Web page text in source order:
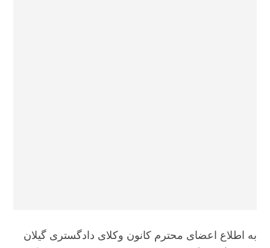
به اطلاع اعضای محترم کانون وکلای دادگستری گیلان